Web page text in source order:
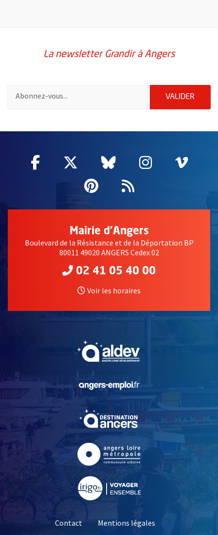
Concentration maximum chez Essila
Un petit coup de main pour démarrer le pédalage
De la fierté à l'heure du slalom pour Adam
Les portes bleues en ligne de mire
La newsletter Grandir à Angers
VALIDER
Facebook
, Ouvre une nouvelle fenêtre
Twitter
, Ouvre une nouvelle
Bluesky
, Ouvre une
Instagram
, Ouvre
,
Pinterest
, Ouvre une
Flux RSS
Mairie d'Angers
Boulevard de la Résistance et de la Déportation BP
80011 49020 ANGERS Cedex 02
02 41 05 40 00
Voir les horaires
, Ouvre une nouvelle
, Ouvre une nouvelle
Contact Mentions légales